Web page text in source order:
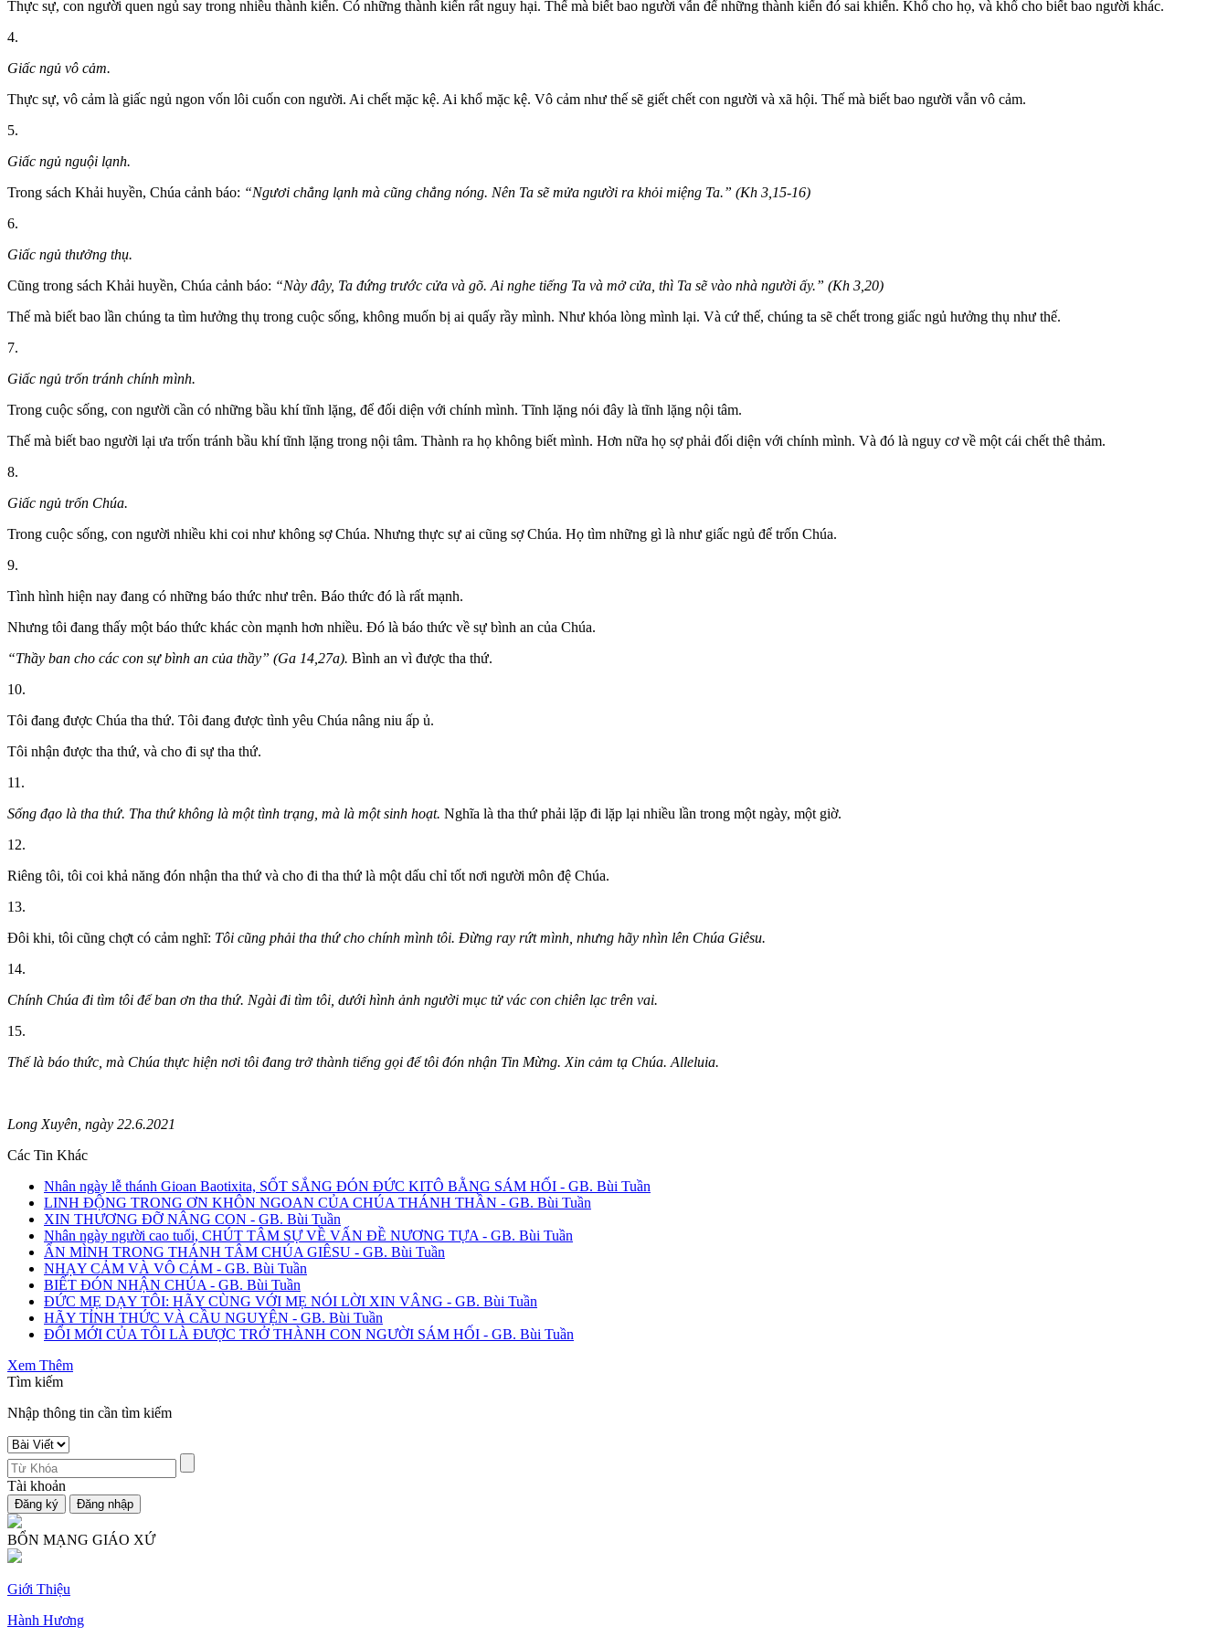
Thực sự, con người quen ngủ say trong nhiều thành kiến. Có những thành kiến rất nguy hại. Thế mà biết bao người vẫn để những thành kiến đó sai khiến. Khổ cho họ, và khổ cho biết bao người khác.
4.
Giấc ngủ vô cảm.
Thực sự, vô cảm là giấc ngủ ngon vốn lôi cuốn con người. Ai chết mặc kệ. Ai khổ mặc kệ. Vô cảm như thế sẽ giết chết con người và xã hội. Thế mà biết bao người vẫn vô cảm.
5.
Giấc ngủ nguội lạnh.
Trong sách Khải huyền, Chúa cảnh báo: “Ngươi chẳng lạnh mà cũng chẳng nóng. Nên Ta sẽ mửa người ra khỏi miệng Ta.” (Kh 3,15-16)
6.
Giấc ngủ thưởng thụ.
Cũng trong sách Khải huyền, Chúa cảnh báo: “Này đây, Ta đứng trước cửa và gõ. Ai nghe tiếng Ta và mở cửa, thì Ta sẽ vào nhà người ấy.” (Kh 3,20)
Thế mà biết bao lần chúng ta tìm hưởng thụ trong cuộc sống, không muốn bị ai quấy rầy mình. Như khóa lòng mình lại. Và cứ thế, chúng ta sẽ chết trong giấc ngủ hưởng thụ như thế.
7.
Giấc ngủ trốn tránh chính mình.
Trong cuộc sống, con người cần có những bầu khí tĩnh lặng, để đối diện với chính mình. Tĩnh lặng nói đây là tĩnh lặng nội tâm.
Thế mà biết bao người lại ưa trốn tránh bầu khí tĩnh lặng trong nội tâm. Thành ra họ không biết mình. Hơn nữa họ sợ phải đối diện với chính mình. Và đó là nguy cơ về một cái chết thê thảm.
8.
Giấc ngủ trốn Chúa.
Trong cuộc sống, con người nhiều khi coi như không sợ Chúa. Nhưng thực sự ai cũng sợ Chúa. Họ tìm những gì là như giấc ngủ để trốn Chúa.
9.
Tình hình hiện nay đang có những báo thức như trên. Báo thức đó là rất mạnh.
Nhưng tôi đang thấy một báo thức khác còn mạnh hơn nhiều. Đó là báo thức về sự bình an của Chúa.
“Thầy ban cho các con sự bình an của thầy” (Ga 14,27a). Bình an vì được tha thứ.
10.
Tôi đang được Chúa tha thứ. Tôi đang được tình yêu Chúa nâng niu ấp ủ.
Tôi nhận được tha thứ, và cho đi sự tha thứ.
11.
Sống đạo là tha thứ. Tha thứ không là một tình trạng, mà là một sinh hoạt. Nghĩa là tha thứ phải lặp đi lặp lại nhiều lần trong một ngày, một giờ.
12.
Riêng tôi, tôi coi khả năng đón nhận tha thứ và cho đi tha thứ là một dấu chỉ tốt nơi người môn đệ Chúa.
13.
Đôi khi, tôi cũng chợt có cảm nghĩ: Tôi cũng phải tha thứ cho chính mình tôi. Đừng ray rứt mình, nhưng hãy nhìn lên Chúa Giêsu.
14.
Chính Chúa đi tìm tôi để ban ơn tha thứ. Ngài đi tìm tôi, dưới hình ảnh người mục tử vác con chiên lạc trên vai.
15.
Thế là báo thức, mà Chúa thực hiện nơi tôi đang trở thành tiếng gọi để tôi đón nhận Tin Mừng. Xin cảm tạ Chúa. Alleluia.
Long Xuyên, ngày 22.6.2021
Các Tin Khác
Nhân ngày lễ thánh Gioan Baotixita, SỐT SẮNG ĐÓN ĐỨC KITÔ BẰNG SÁM HỐI - GB. Bùi Tuần
LINH ĐỘNG TRONG ƠN KHÔN NGOAN CỦA CHÚA THÁNH THẦN - GB. Bùi Tuần
XIN THƯƠNG ĐỠ NÂNG CON - GB. Bùi Tuần
Nhân ngày người cao tuổi, CHÚT TÂM SỰ VỀ VẤN ĐỀ NƯƠNG TỰA - GB. Bùi Tuần
ẨN MÌNH TRONG THÁNH TÂM CHÚA GIÊSU - GB. Bùi Tuần
NHẠY CẢM VÀ VÔ CẢM - GB. Bùi Tuần
BIẾT ĐÓN NHẬN CHÚA - GB. Bùi Tuần
ĐỨC MẸ DẠY TÔI: HÃY CÙNG VỚI MẸ NÓI LỜI XIN VÂNG - GB. Bùi Tuần
HÃY TỈNH THỨC VÀ CẦU NGUYỆN - GB. Bùi Tuần
ĐỔI MỚI CỦA TÔI LÀ ĐƯỢC TRỞ THÀNH CON NGƯỜI SÁM HỐI - GB. Bùi Tuần
Xem Thêm
Tìm kiếm
Nhập thông tin cần tìm kiếm
Tài khoản
BỔN MẠNG GIÁO XỨ
Giới Thiệu
Hành Hương